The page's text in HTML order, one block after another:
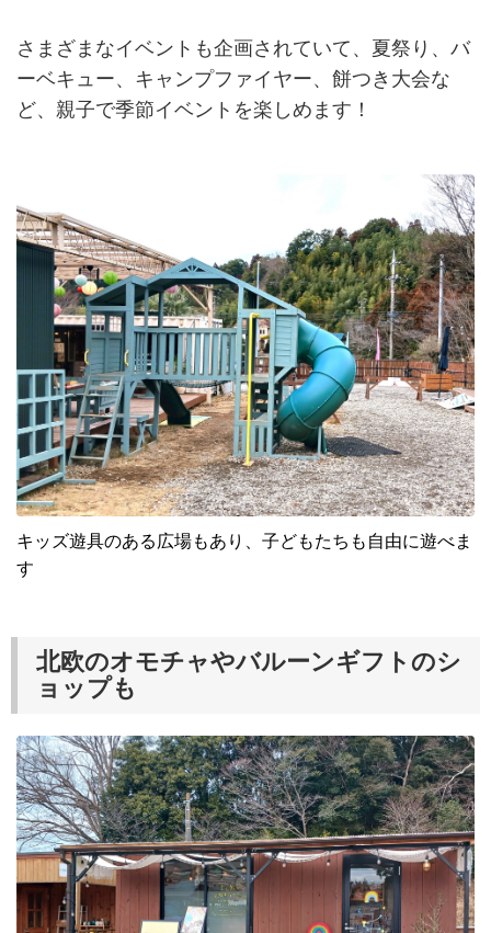
さまざまなイベントも企画されていて、夏祭り、バ
ーベキュー、キャンプファイヤー、餅つき大会な
ど、親子で季節イベントを楽しめます！
キッズ遊具のある広場もあり、子どもたちも自由に遊べま
す
北欧のオモチャやバルーンギフトのシ
ョップも